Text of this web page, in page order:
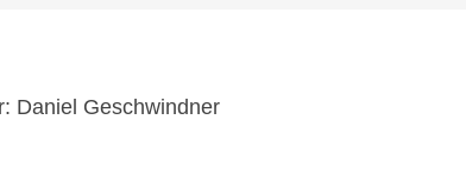
Daniel Geschwindner